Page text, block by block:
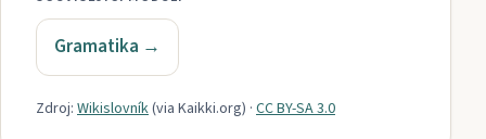
Gramatika →
Zdroj: Wikislovník(via Kaikki.org) · CC BY-SA 3.0